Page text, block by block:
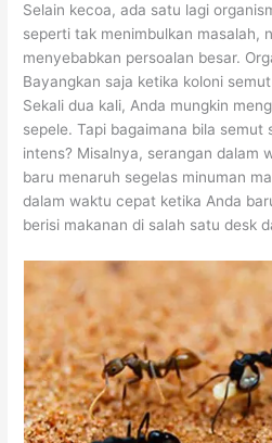
Selain kecoa, ada satu lagi
seperti tak menimbulkan masalah,
menyebabkan persoalan besar.
Bayangkan saja ketika koloni
Sekali dua kali, Anda mungkin
sepele. Tapi bagaimana bila semut
intens? Misalnya, serangan dalam
baru menaruh segelas minuman
dalam waktu cepat ketika Anda
berisi makanan di salah satu desk